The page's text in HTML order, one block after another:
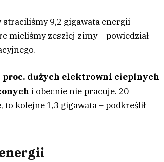
9,2 gigawata energii
mieliśmy zeszłej zimy – powiedział
proc. dużych elektrowni cieplnych
i obecnie nie pracuje. 20
kolejne 1,3 gigawata – podkreślił